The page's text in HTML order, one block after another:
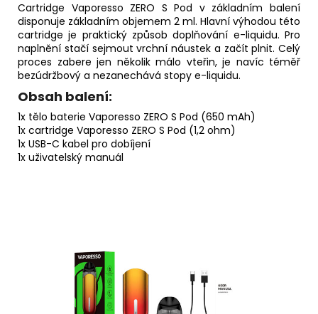
Cartridge Vaporesso ZERO S Pod v základním balení
disponuje základním objemem 2 ml. Hlavní výhodou této
cartridge je praktický způsob doplňování e-liquidu. Pro
naplnění stačí sejmout vrchní náustek a začít plnit. Celý
proces zabere jen několik málo vteřin, je navíc téměř
bezúdržbový a nezanechává stopy e-liquidu.
Obsah balení:
1x tělo baterie Vaporesso ZERO S Pod (650 mAh)
1x cartridge Vaporesso ZERO S Pod (1,2 ohm)
1x USB-C kabel pro dobíjení
1x uživatelský manuál